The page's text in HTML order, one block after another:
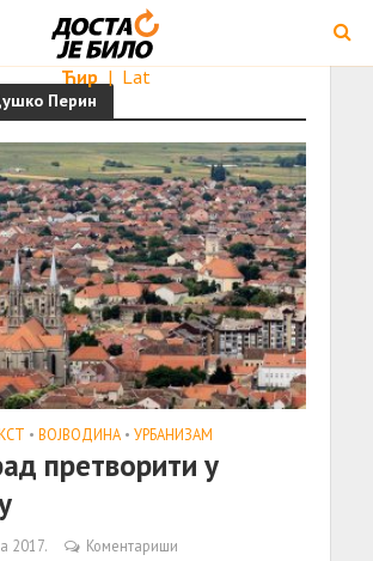
Ћир | Lat
Перин
• ВОЈВОДИНА • УРБАНИЗАМ
претворити у
2017. Коментариши